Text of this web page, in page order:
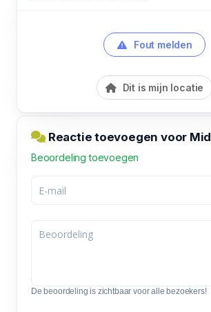
Fout melden
Dit is mijn locatie
Reactie toevoegen voor
Beoordeling toevoegen
De beoordeling is zichtbaar voor alle bezoekers!